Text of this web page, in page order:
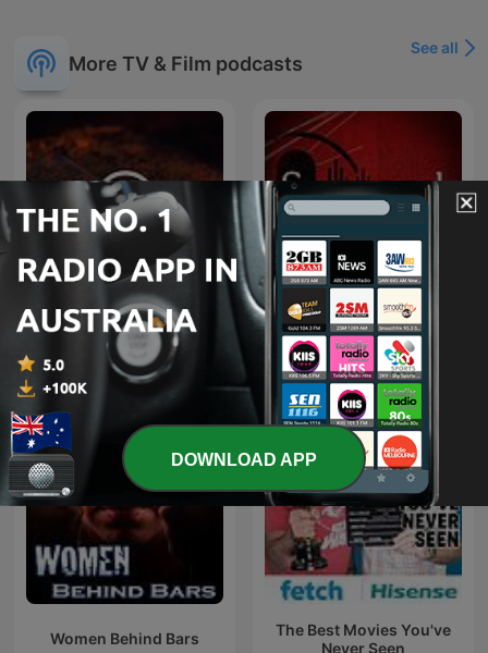
More TV & Film podcasts
See all
48 Hours
Snapped: Women Who
Murder
Women Behind Bars
The Best Movies You've
Never Seen
DOWNLOAD APP